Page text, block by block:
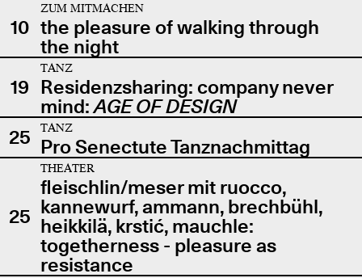
10
ZUM MITMACHEN
the pleasure of walking through
the night
19
TANZ
Residenzsharing: company never
mind:AGE OF DESIGN
25
TANZ
Pro Senectute Tanznachmittag
25
THEATER
fleischlin/meser mit ruocco,
kannewurf, ammann, brechbühl,
heikkilä, krstić, mauchle:
togetherness - pleasure as
resistance